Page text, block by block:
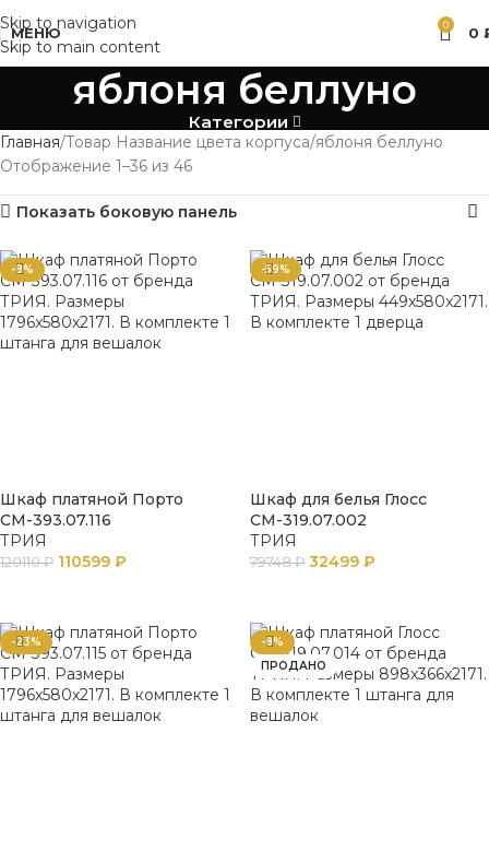
Skip to navigation
Skip to main content
МЕНЮ 0 0
яблоня беллуно
Категории
Главная Товар Название цвета корпуса яблоня беллуно
Отображение 1–36 из 46
Показать боковую панель
-8%
Шкаф платяной Порто
СМ-393.07.116
ТРИЯ
120110₽ 110599 ₽
-59%
Шкаф для белья Глосс
СМ-319.07.002
ТРИЯ
79748₽ 32499 ₽
-23%
-8%
ПРОДАНО